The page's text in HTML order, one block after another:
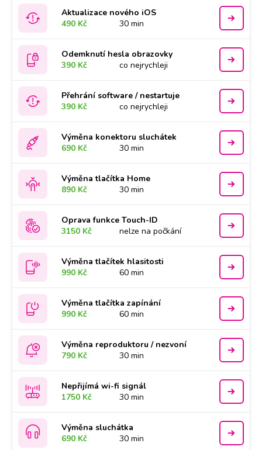
Aktualizace nového iOS
490 Kč
30 min
Odemknutí hesla obrazovky
390 Kč
co nejrychleji
Přehrání software / nestartuje
390 Kč
co nejrychleji
Výměna konektoru sluchátek
690 Kč
30 min
Výměna tlačítka Home
890 Kč
30 min
Oprava funkce Touch-ID
3150 Kč
nelze na počkání
Výměna tlačítek hlasitosti
990 Kč
60 min
Výměna tlačítka zapínání
990 Kč
60 min
Výměna reproduktoru / nezvoní
790 Kč
30 min
Nepřijímá wi-fi signál
1750 Kč
30 min
Výměna sluchátka
690 Kč
30 min